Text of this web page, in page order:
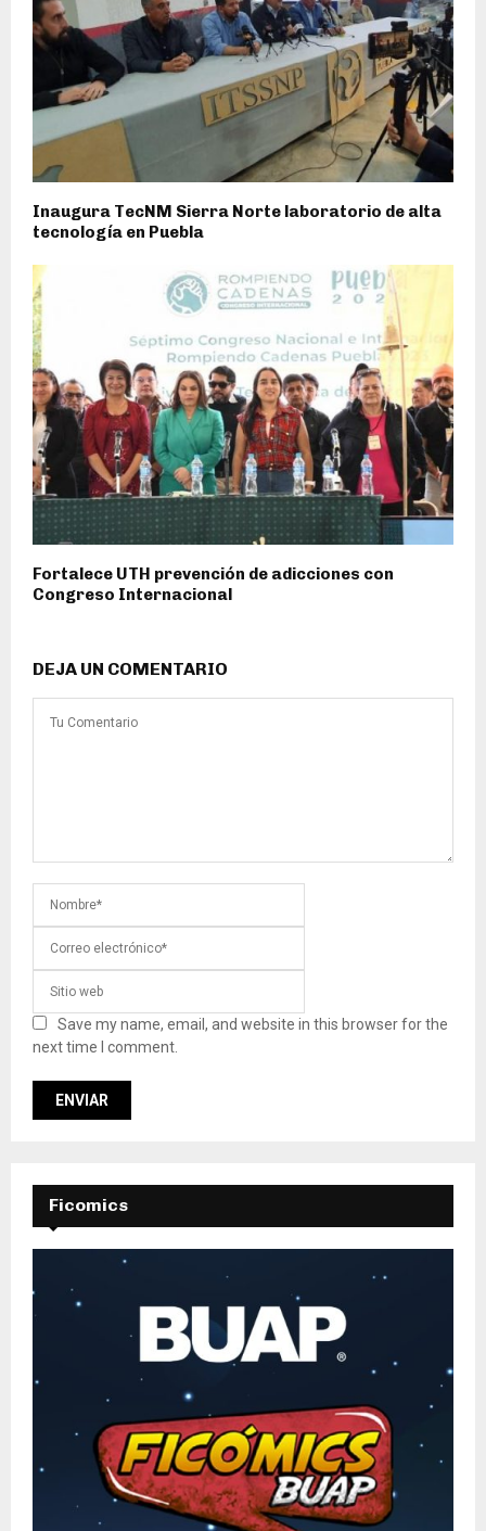
Inaugura TecNM Sierra Norte laboratorio de alta
tecnología en Puebla
Fortalece UTH prevención de adicciones con
Congreso Internacional
DEJA UN COMENTARIO
Save my name, email, and website in this browser for the
next time I comment.
Ficomics